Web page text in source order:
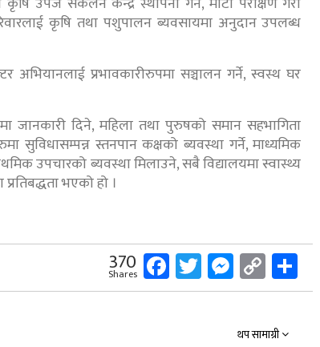
कृषि तथा पशुपालन ब्यवसायमा अनुदान उपलब्ध
प्रभावकारीरुपमा सञ्चालन गर्ने, स्वस्थ घर
जानकारी दिने, महिला तथा पुरुषको समान सहभागिता
सुविधासम्पन्न स्तनपान कक्षको ब्यवस्था गर्ने, माध्यमिक
उपचारको ब्यवस्था मिलाउने, सबै विद्यालयमा स्वास्थ्य
भएको हो ।
370
Shares Facebook
TwitterCopy
Link
थप सामाग्री